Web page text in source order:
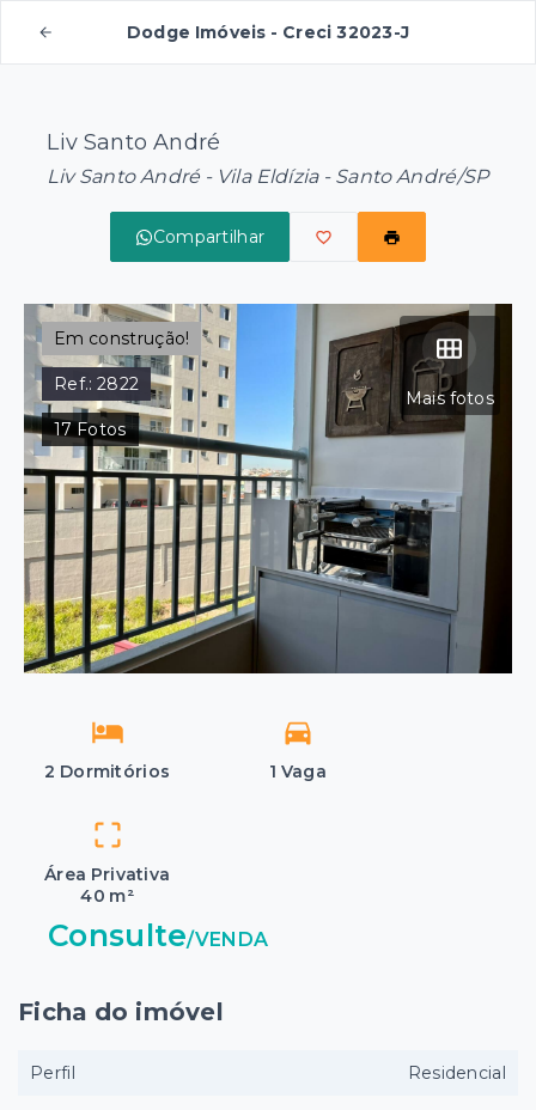
Dodge Imóveis - Creci 32023-J
Liv Santo André
Liv Santo André - Vila Eldízia - Santo André/SP
Compartilhar
Mais fotos
Em construção!
Ref.:2822
17 Fotos
2 Dormitórios 1 Vaga
Área Privativa
40 m²
Consulte/VENDA
Ficha do imóvel
Perfil Residencial